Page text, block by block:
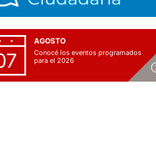
AGOSTO
Conocé los eventos programados
para el 2026